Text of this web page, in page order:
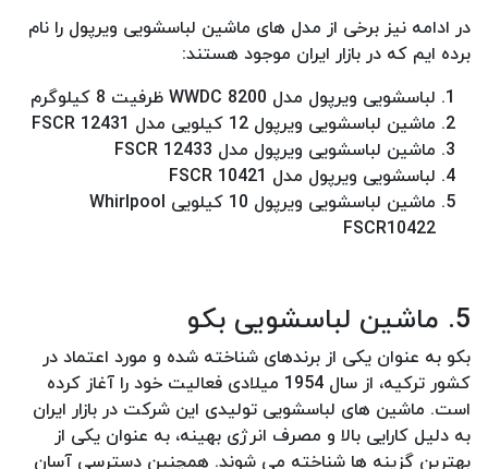
در ادامه نیز برخی از مدل های ماشین لباسشویی ویرپول را نام
برده ایم که در بازار ایران موجود هستند:
لباسشویی ویرپول مدل WWDC 8200 ظرفیت 8 کیلوگرم
ماشین لباسشویی ویرپول 12 کیلویی مدل FSCR 12431
ماشین لباسشویی ویرپول مدل FSCR 12433
لباسشویی ویرپول مدل FSCR 10421
ماشین لباسشویی ویرپول 10 کیلویی Whirlpool
FSCR10422
5. ماشین لباسشویی بکو
بکو به عنوان یکی از برندهای شناخته شده و مورد اعتماد در
کشور ترکیه، از سال 1954 میلادی فعالیت خود را آغاز کرده
است. ماشین های لباسشویی تولیدی این شرکت در بازار ایران
به دلیل کارایی بالا و مصرف انرژی بهینه، به عنوان یکی از
بهترین گزینه ها شناخته می شوند. همچنین دسترسی آسان